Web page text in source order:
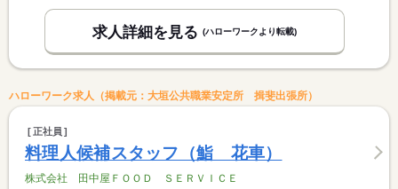
求人詳細を見る (ハローワークより転載)
ハローワーク求人（掲載元：大垣公共職業安定所 揖斐出張所）
正社員
料理人候補スタッフ（鮨 花車）
株式会社 田中屋ＦＯＯＤ ＳＥＲＶＩＣＥ